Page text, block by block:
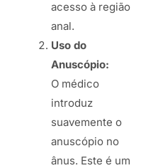
acesso à região
anal.
Uso do
Anuscópio:
O médico
introduz
suavemente o
anuscópio no
ânus. Este é um